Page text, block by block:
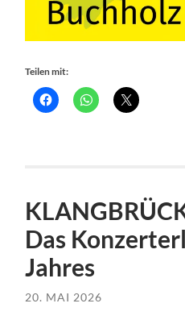
Teilen mit:
Das
Jahres
20. MAI 2026